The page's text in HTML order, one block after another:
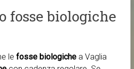
fosse biologiche
le fosse biologichea Vaglia